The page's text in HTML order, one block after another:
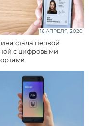
16 АПРЕЛЯ, 2020
стала первой
с цифровыми